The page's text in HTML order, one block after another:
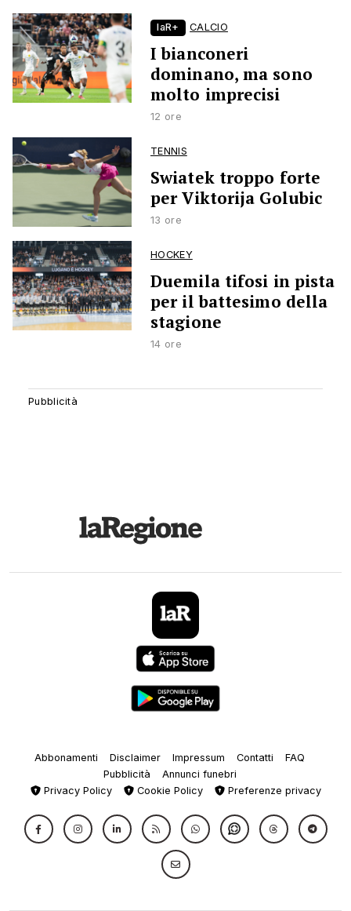
laR+ CALCIO
I bianconeri
dominano, ma sono
molto imprecisi
12 ore
TENNIS
Swiatek troppo forte
per Viktorija Golubic
13 ore
HOCKEY
Duemila tifosi in pista
per il battesimo della
stagione
14 ore
Abbonamenti Disclaimer Impressum Contatti
FAQ
Pubblicità
Annunci funebri
Privacy Policy
Cookie Policy Preferenze privacy